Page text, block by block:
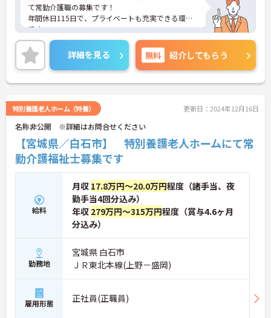
て常勤介護職の募集です！
年間休日115日で、プライベートも充実できる環境
です。
駅チカで徒歩圏内なので、毎日の通勤も楽々ですよ
♪
ご興味ある方には、面接のポイントなど、さらに詳
細をお話致しますのでお気軽にご相談ください。
詳細を見る 無料 紹介してもらう
特別養護老人ホーム（特養） 更新日：2024年12月16日
名称非公開 ※詳細はお問合せください
【宮城県／白石市】 特別養護老人ホームにて常
勤介護福祉士募集です
給料
月収 17.8万円～20.0万円程度（諸手当、夜
勤手当4回分込み）
年収 279万円～315万円程度（賞与4.6ヶ月
分込み）
勤務地
宮城県 白石市
ＪＲ東北本線(上野－盛岡)
雇用形態 正社員(正職員)